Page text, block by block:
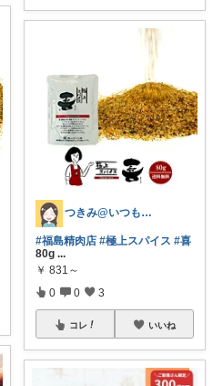
つきみ@いつもありがとうございます🙏
#福島精肉店 #極上スパイス #喜
80g ...
￥ 831～
0 0 3
コレ いいね